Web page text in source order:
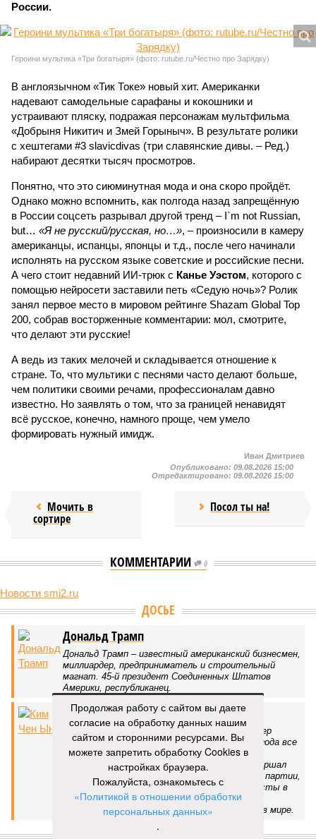
России.
Героини мультика «Три богатыря» (фото: rutube.ru/Честно про Зарядку)
В англоязычном «Тик Токе» новый хит. Американки
надевают самодельные сарафаны и кокошники и
устраивают пляску, подражая персонажам мультфильма
«Добрыня Никитич и Змей Горыныч». В результате ролики
с хештегами #3 slavicdivas (три славянские дивы. – Ред.)
набирают десятки тысяч просмотров.
Понятно, что это сиюминутная мода и она скоро пройдёт.
Однако можно вспомнить, как полгода назад запрещённую
в России соцсеть разрывал другой тренд – I`m not Russian,
but… «Я не русский/русская, но…», – произносили в камеру
американцы, испанцы, японцы и т.д., после чего начинали
исполнять на русском языке советские и российские песни.
А чего стоит недавний ИИ-трюк с Канье Уэстом, которого с
помощью нейросети заставили петь «Седую ночь»? Ролик
занял первое место в мировом рейтинге Shazam Global Top
200, собрав восторженные комментарии: мол, смотрите,
что делают эти русские!
А ведь из таких мелочей и складывается отношение к
стране. То, что мультики с песнями часто делают больше,
чем политики своими речами, профессионалам давно
известно. Но заявлять о том, что за границей ненавидят
всё русское, конечно, намного проще, чем умело
формировать нужный имидж.
Иван Дмитриев
Опубликовано: 09.08.2026 15:00
Отредактировано: 09.08.2026 15:00
Мочить в
сортире
Посол ты на!
КОММЕНТАРИИ 0
Новости smi2.ru
ДОСЬЕ
Дональд Трамп
Дональд Трамп – известный американский бизнесмен,
миллиардер, предприниматель и строительный
магнат. 45-й президент Соединенных Штатов
Америки, республиканец.
Ким Чен Ын
Политический северокорейский деятель, лидер
партии, армии и народа, занимающий с 2011 года все
высшие государственные (председатель ГК
Обороны, Верховный Главнокомандующий, маршал
КНДР) и партийные (Председатель Трудовой партии,
депутат Верховного народного собрания) посты в
стране. Также Ким Чен Ын является самым
молодым действующим главой государства в мире.
ПОСЛЕДНИЕ НОВОСТИ
Продолжая работу с сайтом вы даете
согласие на обработку данных нашим
сайтом и сторонними ресурсами. Вы
можете запретить обработку Cookies в
настройках браузера.
Пожалуйста, ознакомьтесь с
«Политикой в отношении обработки
персональных данных»
.